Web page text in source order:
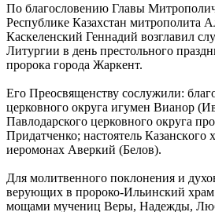
По благословению Главы
Республике Казахстан митрополита
Каскеленский Геннадий возглавил
Литургии в день престольного
пророка города Жаркент.
Его Преосвященству сослужили:
церковного округа игумен Вианор
Павлодарского церковного округа
Придатченко; настоятель Казанского
иеромонах Аверкий (Белов).
Для молитвенного поклонения и
верующих в пророко-Ильинский храм
мощами мучениц Веры, Надежды,